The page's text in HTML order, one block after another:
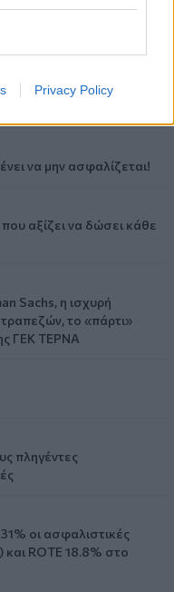
Privacy Policy
για το Πρόγραμμα
καμένων
να μην ασφαλίζεται!
αξίζει να δώσει κάθε
Sachs, η ισχυρή
το «πάρτι»
ΓΕΚ ΤΕΡΝΑ
πληγέντες
οι ασφαλιστικές
ROTE 18.8% στο